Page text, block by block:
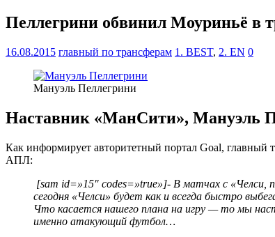
Пеллегрини обвинил Моуриньё в
16.08.2015 главный по трансферам 1. BEST, 2. EN 0
Мануэль Пеллегрини
Наставник «МанСити», Мануэль
Как информирует авторитетный портал Goаl, главный
АПЛ:
[sam id=»15″ codes=»true»]- В матчах с «Челси,
сегодня «Челси» будет как и всегда быстро
Что касается нашего плана на игру — то мы
именно атакующий футбол…